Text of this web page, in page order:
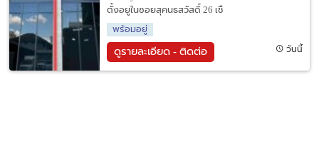
ตั้งอยูในซอยสุคนธสวัสดิ์ 26 เชื
พร้อมอยู่
ดูรายละเอียด - ติดต่อ วันนี้